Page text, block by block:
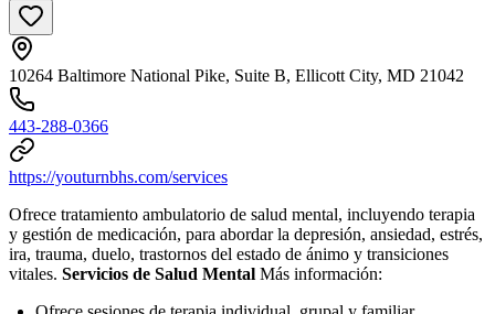
10264 Baltimore National Pike, Suite B, Ellicott City, MD 21042
443-288-0366
https://youturnbhs.com/services
Ofrece tratamiento ambulatorio de salud mental, incluyendo terapia
y gestión de medicación, para abordar la depresión, ansiedad, estrés,
ira, trauma, duelo, trastornos del estado de ánimo y transiciones
vitales. Servicios de Salud Mental Más información: